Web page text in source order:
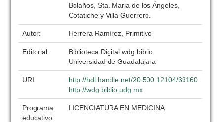
Bolaños, Sta. Maria de los Ángeles,
Cotatiche y Villa Guerrero.
Autor: Herrera Ramírez, Primitivo
Editorial:
Biblioteca Digital wdg.biblio
Universidad de Guadalajara
URI:
http://hdl.handle.net/20.500.12104/33160
http://wdg.biblio.udg.mx
Programa
educativo:
LICENCIATURA EN MEDICINA